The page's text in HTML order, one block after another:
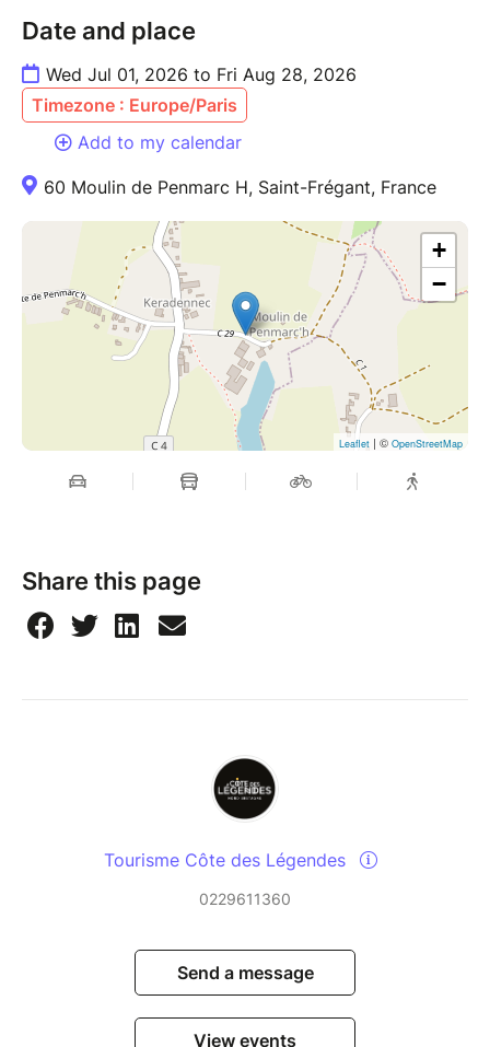
Date and place
Wed Jul 01, 2026 to Fri Aug 28, 2026
Timezone : Europe/Paris
Add to my calendar
60 Moulin de Penmarc H, Saint-Frégant, France
+
−
Leaflet | © OpenStreetMap
Share this page
Tourisme Côte des Légendes
0229611360
Send a message
View events